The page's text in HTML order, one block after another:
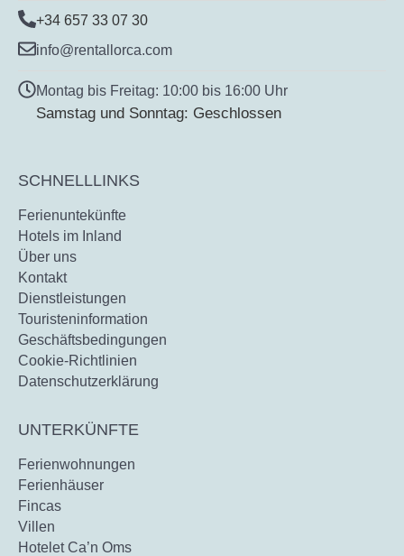
+34 657 33 07 30
info@rentallorca.com
Montag bis Freitag: 10:00 bis 16:00 Uhr
Samstag und Sonntag: Geschlossen
SCHNELLLINKS
Ferienuntekünfte
Hotels im Inland
Über uns
Kontakt
Dienstleistungen
Touristeninformation
Geschäftsbedingungen
Cookie-Richtlinien
Datenschutzerklärung
UNTERKÜNFTE
Ferienwohnungen
Ferienhäuser
Fincas
Villen
Hotelet Ca’n Oms